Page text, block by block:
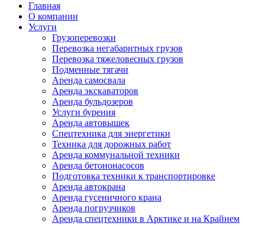
Главная
О компании
Услуги
Грузоперевозки
Перевозка негабаритных грузов
Перевозка тяжеловесных грузов
Подменные тягачи
Аренда самосвала
Аренда экскаваторов
Аренда бульдозеров
Услуги бурения
Аренда автовышек
Спецтехника для энергетики
Техника для дорожных работ
Аренда коммунальной техники
Аренда бетононасосов
Подготовка техники к транспортировке
Аренда автокрана
Аренда гусеничного крана
Аренда погрузчиков
Аренда спецтехники в Арктике и на Крайнем